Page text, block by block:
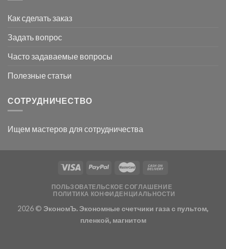
Как сделать заказ
Задать вопрос
Часто задаваемые вопросы
Полезные статьи
СОТРУДНИЧЕСТВО
Ищем мастеров для сотрудничества
ПОЛЬЗОВАТЕЛЬСКОЕ СОГЛАШЕНИЕ
ПОЛИТИКА КОНФИДЕНЦИАЛЬНОСТИ
2026 © ЭкономЪ. Экономные счетчики газа с пультом,
пленкой, магнитом